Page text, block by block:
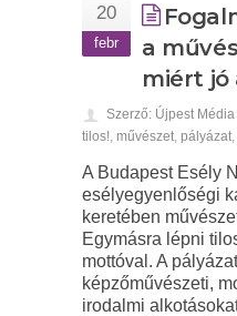
20
febr
a
miért jó
Szerző: Újpest Média
tilos! művészet pályázat
A Budapest Esély
esélyegyenlőségi
keretében
Egymásra lépni
mottóval. A
képzőművészeti,
irodalmi